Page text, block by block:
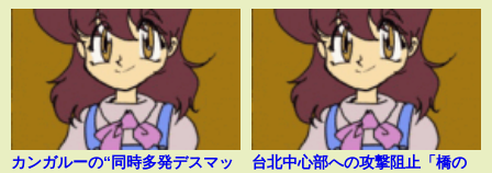
カンガルーの“同時多発デスマッ
台北中心部への攻撃阻止「橋の